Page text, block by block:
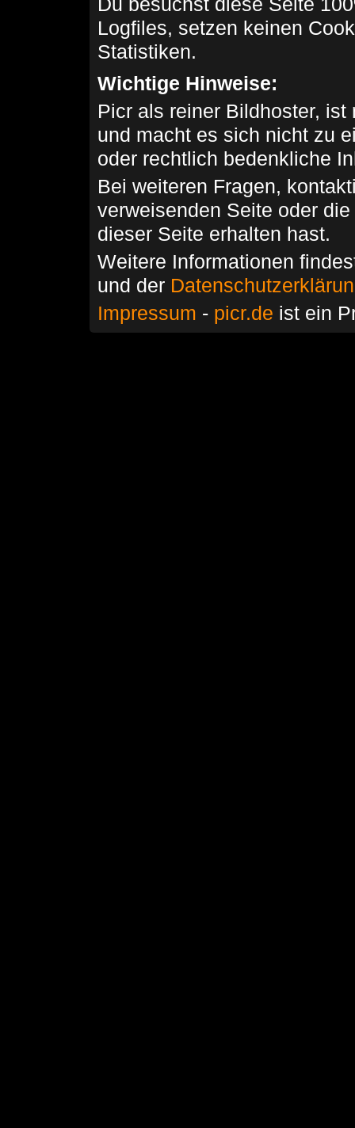
Logfiles, setzen keinen
Statistiken.
Wichtige Hinweise:
Picr als reiner Bildhoster,
und macht es sich nicht zu
oder rechtlich bedenkliche
Bei weiteren Fragen,
verweisenden Seite oder
dieser Seite erhalten hast.
Weitere Informationen
und der
Impressum - picr.de ist ein